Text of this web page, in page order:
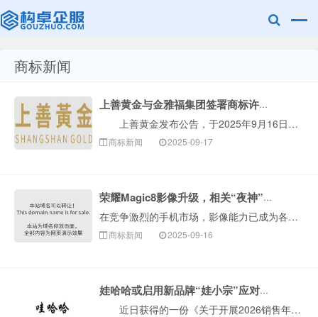
产权有限公司
商标新闻
上善黄金与金雅福集团签署商标许可协议
上善黄金发布公告，于2025年9月16日，深圳金雅福控股集团有限公司(金雅福集团)作为许可方已与本公司全资附属公司香港上善科技发展有限公司(上善科···
商标新闻 2025-09-17
荣耀Magic8影像升级，相关“夜神”商标已布局！
在竞争激烈的手机市场，影像能力已成为各大品牌角逐的焦点。近期，荣耀终端股份有限公司（简称荣耀）的CEO官宣预热了Magic8系列新机，并透露了“两亿长···
商标新闻 2025-09-16
娃哈哈或启用新品牌“娃小宗”应对商标风险
近日获得的一份《关于开展2026销售年度经销商沟通工作的通知》显示，自娃哈哈集团创始人离世后，公司正努力推进解决历史遗留问题。为维护“娃哈哈”品牌···